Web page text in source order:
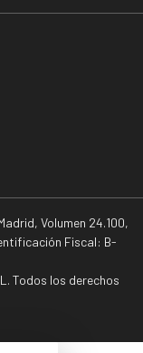
Volumen 24.100,
Fiscal: B-
Todos los derechos